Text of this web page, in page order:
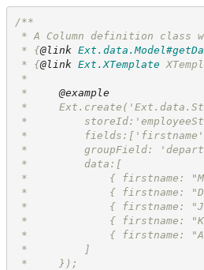
/**
* A Column definition class
* {@link
* {@link Ext.XTemplate
*
* @example
*
*
*
*         groupField:
*         data:[
*             { firstname:
*             { firstname:
*             { firstname:
*             { firstname:
*             { firstname:
*         ]
*     });